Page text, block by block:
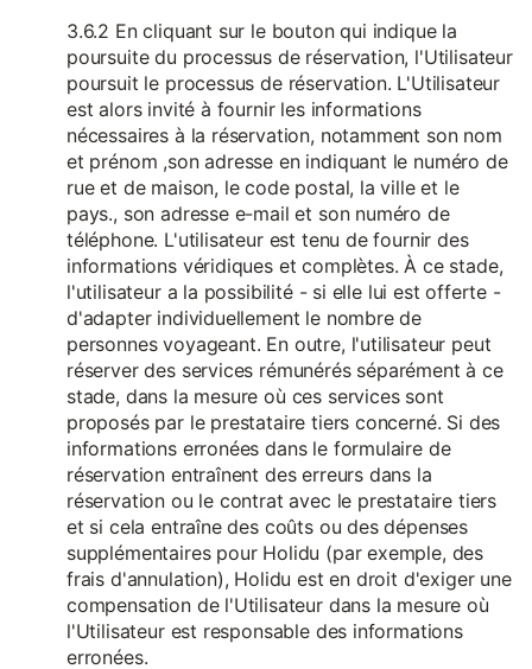
3.6.2 En cliquant sur le bouton qui indique la
poursuite du processus de réservation, l'Utilisateur
poursuit le processus de réservation. L'Utilisateur
est alors invité à fournir les informations
nécessaires à la réservation, notamment son nom
et prénom ,son adresse en indiquant le numéro de
rue et de maison, le code postal, la ville et le
pays., son adresse e-mail et son numéro de
téléphone. L'utilisateur est tenu de fournir des
informations véridiques et complètes. À ce stade,
l'utilisateur a la possibilité - si elle lui est offerte -
d'adapter individuellement le nombre de
personnes voyageant. En outre, l'utilisateur peut
réserver des services rémunérés séparément à ce
stade, dans la mesure où ces services sont
proposés par le prestataire tiers concerné. Si des
informations erronées dans le formulaire de
réservation entraînent des erreurs dans la
réservation ou le contrat avec le prestataire tiers
et si cela entraîne des coûts ou des dépenses
supplémentaires pour Holidu (par exemple, des
frais d'annulation), Holidu est en droit d'exiger une
compensation de l'Utilisateur dans la mesure où
l'Utilisateur est responsable des informations
erronées.